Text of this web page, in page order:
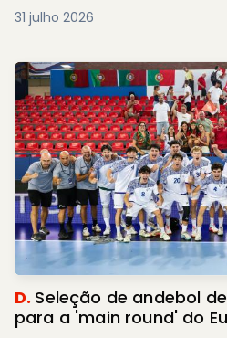
31 julho 2026
D. Seleção de andebol
para a 'main round' do